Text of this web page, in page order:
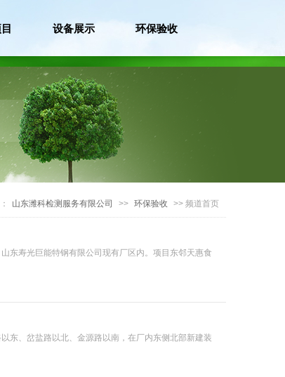
设备展示 环保验收
山东潍科检测服务有限公司 >> 环保验收 >> 频道首页
东寿光巨能特钢有限公司现有厂区内。项目东邻天惠食
东、岔盐路以北、金源路以南，在厂内东侧北部新建装